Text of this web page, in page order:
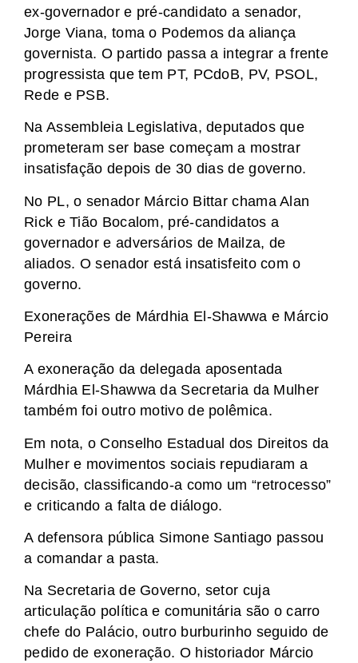
ex-governador e pré-candidato a senador,
Jorge Viana, toma o Podemos da aliança
governista. O partido passa a integrar a frente
progressista que tem PT, PCdoB, PV, PSOL,
Rede e PSB.
Na Assembleia Legislativa, deputados que
prometeram ser base começam a mostrar
insatisfação depois de 30 dias de governo.
No PL, o senador Márcio Bittar chama Alan
Rick e Tião Bocalom, pré-candidatos a
governador e adversários de Mailza, de
aliados. O senador está insatisfeito com o
governo.
Exonerações de Márdhia El-Shawwa e Márcio
Pereira
A exoneração da delegada aposentada
Márdhia El-Shawwa da Secretaria da Mulher
também foi outro motivo de polêmica.
Em nota, o Conselho Estadual dos Direitos da
Mulher e movimentos sociais repudiaram a
decisão, classificando-a como um “retrocesso”
e criticando a falta de diálogo.
A defensora pública Simone Santiago passou
a comandar a pasta.
Na Secretaria de Governo, setor cuja
articulação política e comunitária são o carro
chefe do Palácio, outro burburinho seguido de
pedido de exoneração. O historiador Márcio